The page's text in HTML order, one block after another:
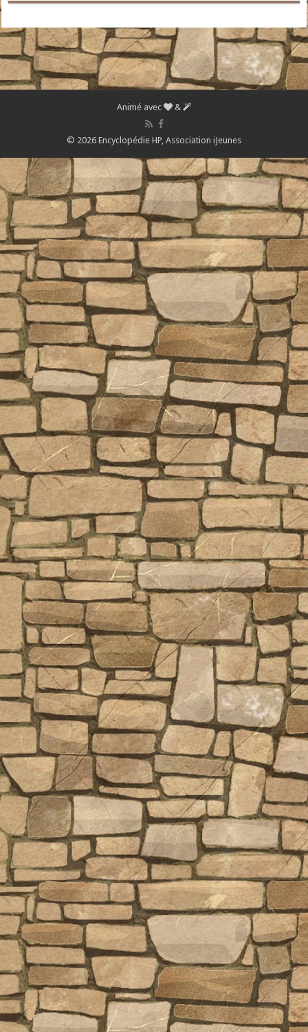
Animé avec &
© 2026 Encyclopédie HP, Association iJeunes